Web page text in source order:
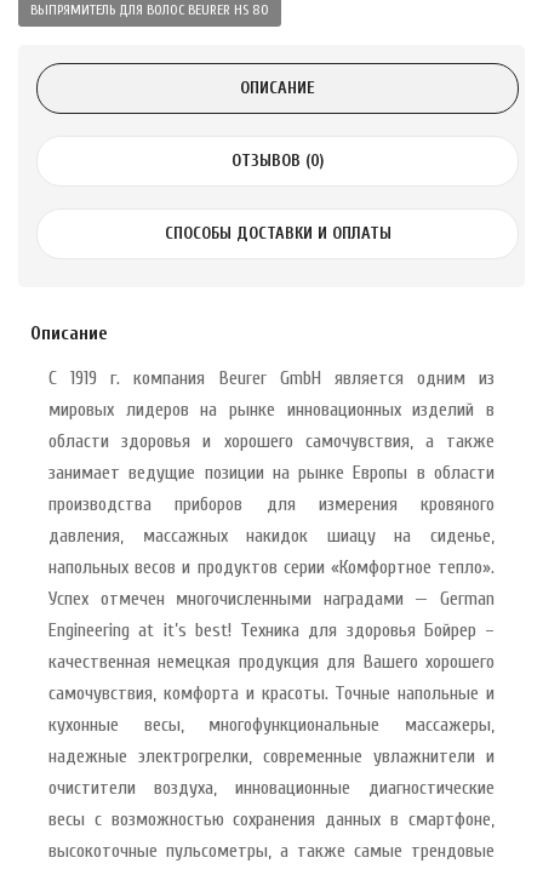
ВЫПРЯМИТЕЛЬ ДЛЯ ВОЛОС BEURER HS 80
ОПИСАНИЕ
ОТЗЫВОВ (0)
СПОСОБЫ ДОСТАВКИ И ОПЛАТЫ
Описание
С 1919 г. компания Beurer GmbH является одним из
мировых лидеров на рынке инновационных изделий в
области здоровья и хорошего самочувствия, а также
занимает ведущие позиции на рынке Европы в области
производства приборов для измерения кровяного
давления, массажных накидок шиацу на сиденье,
напольных весов и продуктов серии «Комфортное тепло».
Успех отмечен многочисленными наградами — German
Engineering at it’s best! Техника для здоровья Бойрер –
качественная немецкая продукция для Вашего хорошего
самочувствия, комфорта и красоты. Точные напольные и
кухонные весы, многофункциональные массажеры,
надежные электрогрелки, современные увлажнители и
очистители воздуха, инновационные диагностические
весы с возможностью сохранения данных в смартфоне,
высокоточные пульсометры, а также самые трендовые